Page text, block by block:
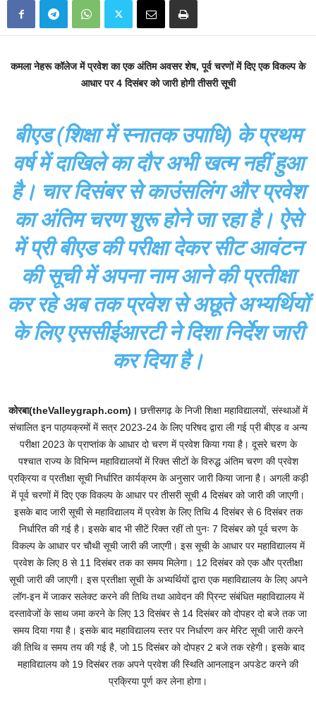
कमला नेहरू कॉलेज में प्रवेश का एक अंतिम अवसर शेष, पूर्व चरणों में दिए एक विकल्प के
आधार पर 4 दिसंबर को जारी होगी तीसरी सूची
बीएड (शिक्षा में स्नातक उपाधि) के प्रथम
वर्ष में दाखिले का दौर अभी खत्म नहीं हुआ
है। चार दिसंबर से काउंसलिंग और प्रवेश
का अंतिम चरण शुरू होने जा रहा है। ऐसे
में प्री बीएड की परीक्षा देकर सीट आवंटन
की सूची में अपना नाम आने की प्रतीक्षा
कर रहे अब तक प्रवेश से अछूते अभ्यर्थियों
के लिए एससीईआरटी ने दिशा निर्देश जारी
कर दिया है।
कोरबा(theValleygraph.com)। छत्तीसगढ़ के निजी शिक्षा महाविद्यालयों, संस्थाओं में
संचालित इन पाठ्यक्रमों में सत्र 2023-24 के लिए परिषद द्वारा ली गई प्री बीएड व अन्य
परीक्षा 2023 के प्राप्तांक के आधार दो चरण में प्रवेश किया गया है। दूसरे चरण के
पश्चात राज्य के विभिन्न महाविद्यालयों में रिक्त सीटों के विरुद्ध अंतिम चरण की प्रवेश
प्रक्रिया व प्रतीक्षा सूची निर्धारित कार्यक्रम के अनुसार जारी किया जाना है। अगली कड़ी
में पूर्व चरणों में दिए एक विकल्प के आधार पर तीसरी सूची 4 दिसंबर को जारी की जाएगी।
इसके बाद जारी सूची से महाविद्यालय में प्रवेश के लिए तिथि 4 दिसंबर से 6 दिसंबर तक
निर्धारित की गई है। इसके बाद भी सीटें रिक्त रहीं तो पुनः 7 दिसंबर को पूर्व चरण के
विकल्प के आधार पर चौथी सूची जारी की जाएगी। इस सूची के आधार पर महाविद्यालय में
प्रवेश के लिए 8 से 11 दिसंबर तक का समय मिलेगा। 12 दिसंबर को एक और प्रतीक्षा
सूची जारी की जाएगी। इस प्रतीक्षा सूची के अभ्यर्थियों द्वारा एक महाविद्यालय के लिए अपने
लॉग-इन में जाकर सलेक्ट करने की तिथि तथा आवेदन की प्रिन्ट संबंधित महाविद्यालय में
दस्तावेजों के साथ जमा करने के लिए 13 दिसंबर से 14 दिसंबर को दोपहर दो बजे तक जा
समय दिया गया है। इसके बाद महाविद्यालय स्तर पर निर्धारण कर मेरिट सूची जारी करने
की तिथि व समय तय की गई है, जो 15 दिसंबर को दोपहर 2 बजे तक रहेगी। इसके बाद
महाविद्यालय को 19 दिसंबर तक अपने प्रवेश की स्थिति आनलाइन अपडेट करने की
प्रक्रिया पूर्ण कर लेना होगा।